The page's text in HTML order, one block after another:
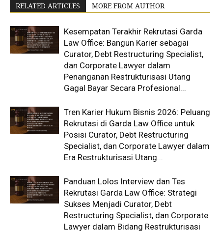
RELATED ARTICLES MORE FROM AUTHOR
Kesempatan Terakhir Rekrutasi Garda
Law Office: Bangun Karier sebagai
Curator, Debt Restructuring Specialist,
dan Corporate Lawyer dalam
Penanganan Restrukturisasi Utang
Gagal Bayar Secara Profesional...
Tren Karier Hukum Bisnis 2026: Peluang
Rekrutasi di Garda Law Office untuk
Posisi Curator, Debt Restructuring
Specialist, dan Corporate Lawyer dalam
Era Restrukturisasi Utang...
Panduan Lolos Interview dan Tes
Rekrutasi Garda Law Office: Strategi
Sukses Menjadi Curator, Debt
Restructuring Specialist, dan Corporate
Lawyer dalam Bidang Restrukturisasi